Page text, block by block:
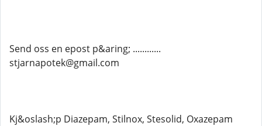
Send oss ​​en epost p&aring; ............
stjarnapotek@gmail.com
Kj&oslash;p Diazepam, Stilnox, Stesolid, Oxazepam